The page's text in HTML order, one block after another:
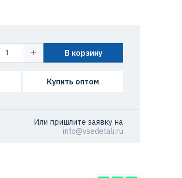
В корзину
Купить оптом
Или пришлите заявку на
info@vsedetali.ru